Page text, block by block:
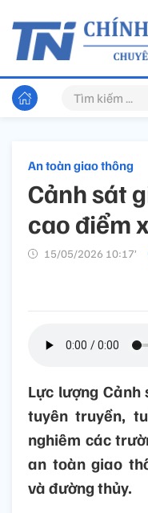
An toàn giao thông
Cảnh sát
cao điểm
15/05/2026 10:17’
Lực lượng
tuyên truyền,
nghiêm các
an toàn giao
và đường thủy.